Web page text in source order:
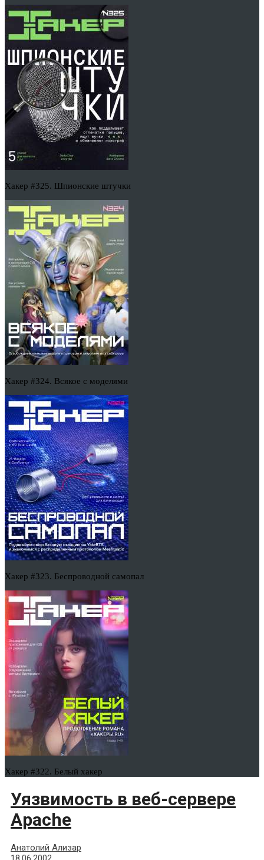
Хакер #325. Шпионские штучки
Хакер #324. Всякое с моделями
Хакер #323. Беспроводной самопал
Хакер #322. Белый хакер
Уязвимость в веб-сервере
Apache
Анатолий Ализар